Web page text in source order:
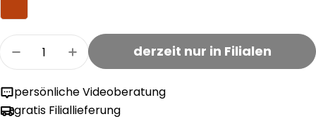
Menge
Menge für SOREN Zierkissen verringern
Menge für SOREN Zierkissen erhöhen
derzeit nur in Filialen
persönliche Videoberatung
gratis Filiallieferung